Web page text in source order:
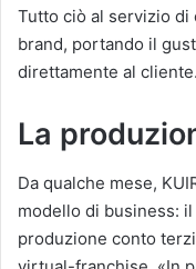
Tutto ciò al servizio
brand, portando il
direttamente al cliente.
La
Da qualche mese,
modello di business: il
produzione conto